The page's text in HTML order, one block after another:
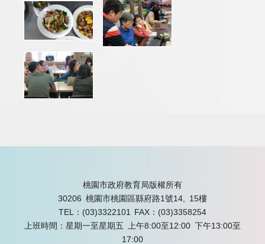
桃園市政府教育局版權所有
30206 桃園市桃園區縣府路1號14, 15樓
TEL：(03)3322101
FAX：(03)3358254
上班時間：星期一至星期五 上午8:00至12:00 下午13:00至
17:00